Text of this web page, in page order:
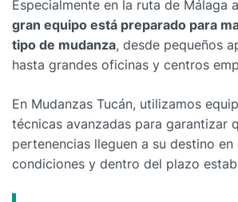
Especialmente en la ruta de Málaga
gran equipo está preparado para
tipo de mudanza, desde pequeños
hasta grandes oficinas y centros
En Mudanzas Tucán, utilizamos
técnicas avanzadas para garantizar
pertenencias lleguen a su destino
condiciones y dentro del plazo